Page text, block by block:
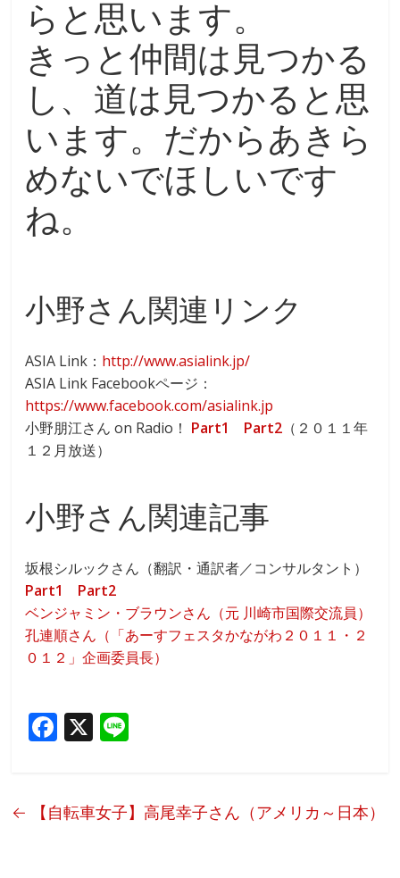
らと思います。
きっと仲間は見つかる
し、道は見つかると思
います。だからあきら
めないでほしいです
ね。
小野さん関連リンク
ASIA Link： http://www.asialink.jp/
ASIA Link Facebookページ：
https://www.facebook.com/asialink.jp
小野朋江さん on Radio！ Part1 Part2 （２０１１年
１２月放送）
小野さん関連記事
坂根シルックさん（翻訳・通訳者／コンサルタント）
Part1
Part2
ベンジャミン・ブラウンさん（元 川崎市国際交流員）
孔連順さん（「あーすフェスタかながわ２０１１・２
０１２」企画委員長）
F
b
X
← 【自転車女子】高尾幸子さん（アメリカ～日本）